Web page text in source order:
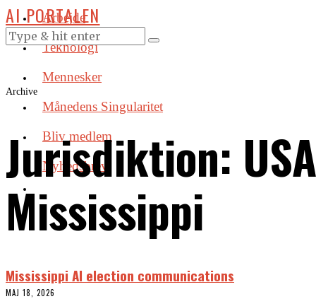
Arbejde
Teknologi
Mennesker
Månedens Singularitet
Bliv medlem
Nyhedsbrev
AI PORTALEN
Archive
Jurisdiktion:
Mississippi
Mississippi AI election communications
MAJ 18, 2026